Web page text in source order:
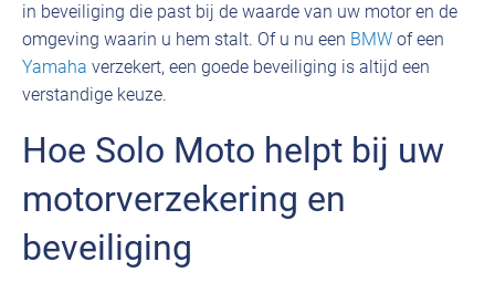
in beveiliging die past bij de waarde van uw motor en de
omgeving waarin u hem stalt. Of u nu een BMW of een
Yamaha verzekert, een goede beveiliging is altijd een
verstandige keuze.
Hoe Solo Moto helpt bij uw
motorverzekering en
beveiliging